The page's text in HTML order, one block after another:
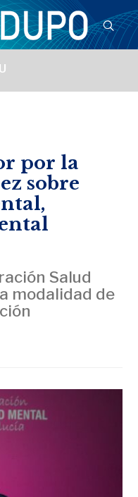
por la
sobre
Salud
modalidad de